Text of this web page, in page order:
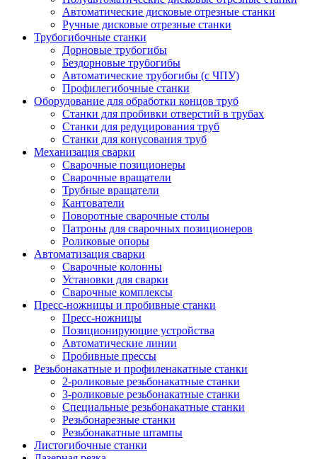
Автоматические дисковые отрезные станки
Ручные дисковые отрезные станки
Трубогибочные станки
Дорновые трубогибы
Бездорновые трубогибы
Автоматические трубогибы (с ЧПУ)
Профилегибочные станки
Оборудование для обработки концов труб
Станки для пробивки отверстий в трубах
Станки для редуцирования труб
Станки для конусования труб
Механизация сварки
Сварочные позиционеры
Сварочные вращатели
Трубные вращатели
Кантователи
Поворотные сварочные столы
Патроны для сварочных позиционеров
Роликовые опоры
Автоматизация сварки
Сварочные колонны
Установки для сварки
Сварочные комплексы
Пресс-ножницы и пробивные станки
Пресс-ножницы
Позиционирующие устройства
Автоматические линии
Пробивные прессы
Резьбонакатные и профиленакатные станки
2-роликовые резьбонакатные станки
3-роликовые резьбонакатные станки
Специальные резьбонакатные станки
Резьбонарезные станки
Резьбонакатные штампы
Листогибочные станки